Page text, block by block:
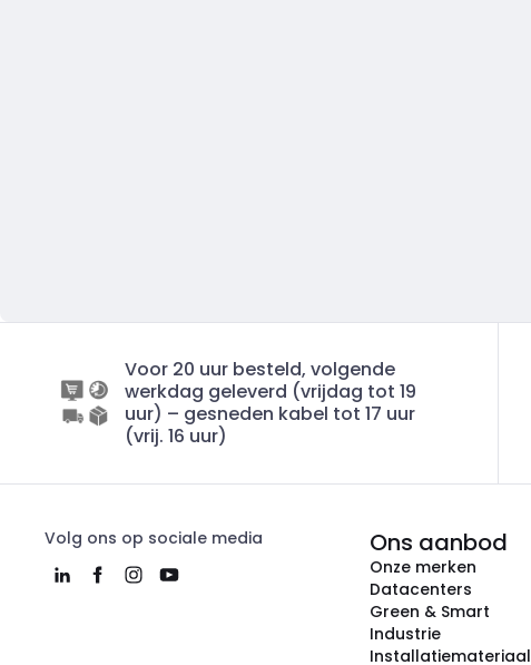
Voor 20 uur besteld, volgende
werkdag geleverd (vrijdag tot 19
uur) – gesneden kabel tot 17 uur
(vrij. 16 uur)
Volg ons op sociale media Ons aanbod
Onze merken
Datacenters
Green & Smart
Industrie
Installatiemateriaal